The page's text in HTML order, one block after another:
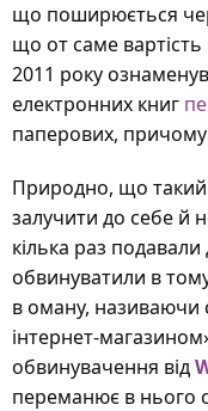
що поширюється
що от саме
2011 року
електронних книг
паперових, причому
Природно, що такий
залучити до себе й
кілька раз подавали
обвинуватили в
в оману, називаючи
інтернет-
обвинувачення від
переманює в нього